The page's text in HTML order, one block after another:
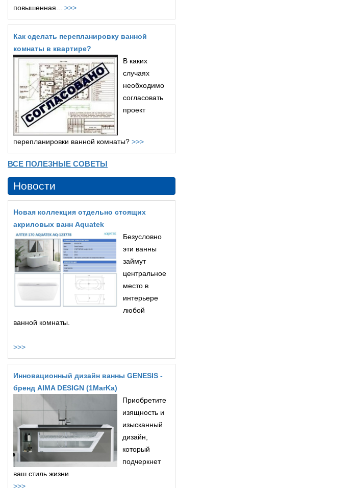
повышенная... >>>
Как сделать перепланировку ванной
комнаты в квартире?
В каких
случаях
необходимо
согласовать
проект
перепланировки ванной комнаты? >>>
ВСЕ ПОЛЕЗНЫЕ СОВЕТЫ
Новости
Новая коллекция отдельно стоящих
акриловых ванн Aquatek
Безусловно
эти ванны
займут
центральное
место в
интерьере
любой
ванной комнаты.
>>>
Инновационный дизайн ванны GENESIS -
бренд AIMA DESIGN (1MarKa)
Приобретите
изящность и
изысканный
дизайн,
который
подчеркнет
ваш стиль жизни
>>>